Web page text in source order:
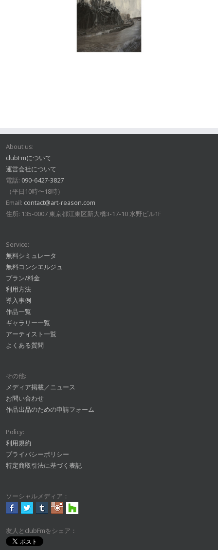
About us:
clubFmについて
運営会社について
電話: 090-6427-3827
（平日10時〜18時）
Email: contact@art-reason.com
住所: 135-0007 東京都江東区新大橋3-17-10 水野ビル1F
Service:
無料シミュレータ
無料コンシエルジュ
プラン/料金
利用方法
導入事例
作品一覧
ギャラリー一覧
アーティスト一覧
よくある質問
その他:
メディア掲載／ニュース
お問い合わせ
作品出品のための申請フォーム
Policy:
利用規約
プライバシーポリシー
特定商取引法に基づく表記
ソーシャルメディア：
友人とclubFmをシェア：